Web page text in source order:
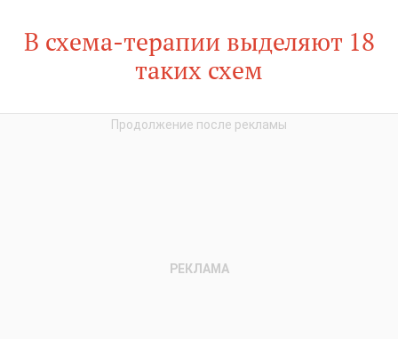
В схема-терапии выделяют 18
таких схем